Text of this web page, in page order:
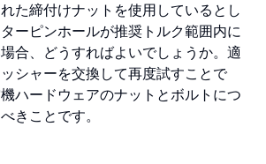
た締付けナットを使用しているとし
ーピンホールが推奨トルク範囲内に
合、どうすればよいでしょうか。適
シャーを交換して再度試すことで
ハードウェアのナットとボルトにつ
きことです。